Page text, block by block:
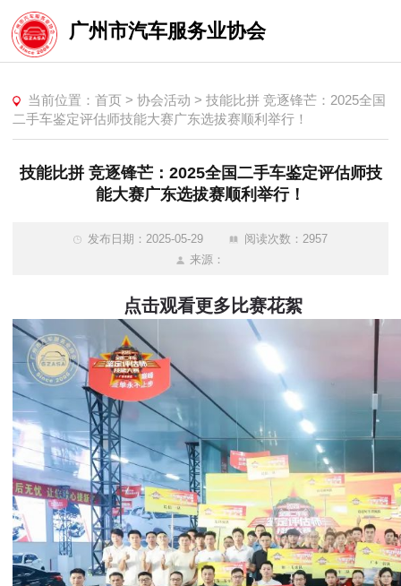
广州市汽车服务业协会
当前位置： 首页 > 协会活动 > 技能比拼 竞逐锋芒：2025全国
二手车鉴定评估师技能大赛广东选拔赛顺利举行！
技能比拼 竞逐锋芒：2025全国二手车鉴定评估师技
能大赛广东选拔赛顺利举行！
发布日期：2025-05-29
阅读次数：2957
来源：
点击观看更多比赛花絮